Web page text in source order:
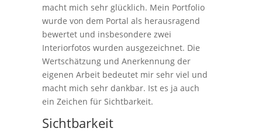
macht mich sehr glücklich. Mein Portfolio
wurde von dem Portal als herausragend
bewertet und insbesondere zwei
Interiorfotos wurden ausgezeichnet. Die
Wertschätzung und Anerkennung der
eigenen Arbeit bedeutet mir sehr viel und
macht mich sehr dankbar. Ist es ja auch
ein Zeichen für Sichtbarkeit.
Sichtbarkeit